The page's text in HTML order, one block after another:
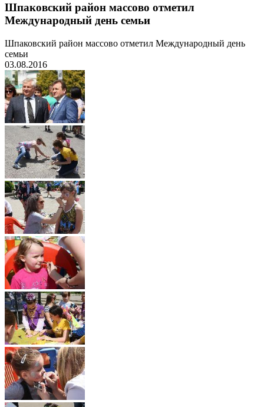
Шпаковский район массово отметил
Международный день семьи
Шпаковский район массово отметил Международный день
семьи
03.08.2016